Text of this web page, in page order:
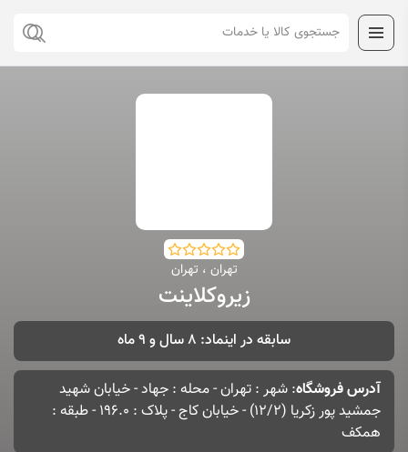
تهران ، تهران
زیروکلاینت
سابقه در اینماد: 8 سال و 9 ماه
آدرس فروشگاه: شهر : تهران - محله : جهاد - خیابان شهید
جمشید پور زکریا (12/2) - خیابان کاج - پلاک : 196.0 - طبقه :
همکف